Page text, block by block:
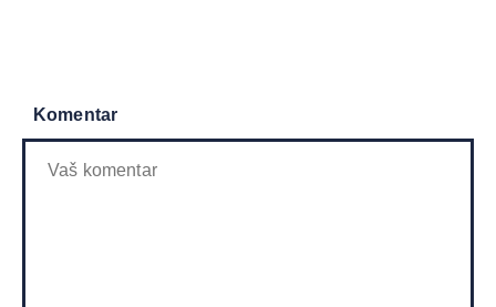
Komentar